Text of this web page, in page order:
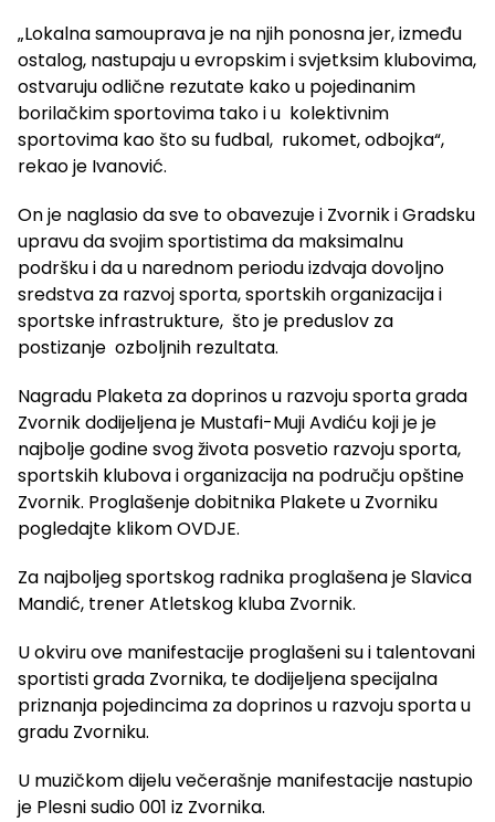
„Lokalna samouprava je na njih ponosna jer, između
ostalog, nastupaju u evropskim i svjetksim klubovima,
ostvaruju odlične rezutate kako u pojedinanim
borilačkim sportovima tako i u kolektivnim
sportovima kao što su fudbal, rukomet, odbojka“,
rekao je Ivanović.
On je naglasio da sve to obavezuje i Zvornik i Gradsku
upravu da svojim sportistima da maksimalnu
podršku i da u narednom periodu izdvaja dovoljno
sredstva za razvoj sporta, sportskih organizacija i
sportske infrastrukture, što je preduslov za
postizanje ozboljnih rezultata.
Nagradu Plaketa za doprinos u razvoju sporta grada
Zvornik dodijeljena je Mustafi-Muji Avdiću koji je je
najbolje godine svog života posvetio razvoju sporta,
sportskih klubova i organizacija na području opštine
Zvornik. Proglašenje dobitnika Plakete u Zvorniku
pogledajte klikom OVDJE.
Za najboljeg sportskog radnika proglašena je Slavica
Mandić, trener Atletskog kluba Zvornik.
U okviru ove manifestacije proglašeni su i talentovani
sportisti grada Zvornika, te dodijeljena specijalna
priznanja pojedincima za doprinos u razvoju sporta u
gradu Zvorniku.
U muzičkom dijelu večerašnje manifestacije nastupio
je Plesni sudio 001 iz Zvornika.